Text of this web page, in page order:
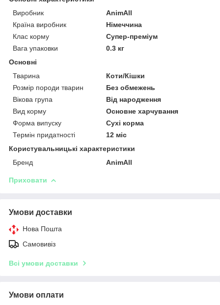
Виробник
AnimAll
Країна виробник
Німеччина
Клас корму
Супер-преміум
Вага упаковки
0.3 кг
Основні
Тварина
Коти/Кішки
Розмір породи тварин
Без обмежень
Вікова група
Від народження
Вид корму
Основне харчування
Форма випуску
Сухі корма
Термін придатності
12 міс
Користувальницькі характеристики
Бренд
AnimAll
Приховати
Умови доставки
Нова Пошта
Самовивіз
Всі умови доставки
Умови оплати